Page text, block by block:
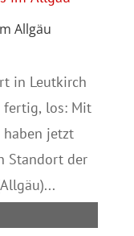
Allgäu
in Leutkirch
fertig, los: Mit
jetzt
Standort der